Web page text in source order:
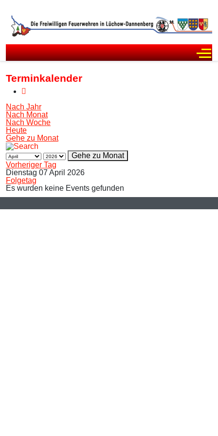
Terminkalender
Nach Jahr
Nach Monat
Nach Woche
Heute
Gehe zu Monat
Gehe zu Monat
Vorheriger Tag
Dienstag 07 April 2026
Folgetag
Es wurden keine Events gefunden